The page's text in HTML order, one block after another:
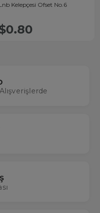
Kelepçesi Ofset No.6